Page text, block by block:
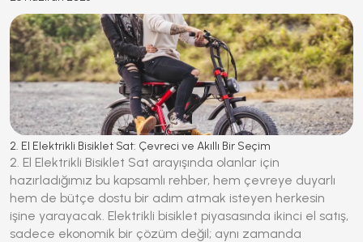
2. El Elektrikli Bisiklet Sat: Çevreci ve Akıllı Bir Seçim
2. El Elektrikli Bisiklet Sat arayışında olanlar için
hazırladığımız bu kapsamlı rehber, hem çevreye duyarlı
hem de bütçe dostu bir adım atmak isteyen herkesin
işine yarayacak. Elektrikli bisiklet piyasasında ikinci el satış,
sadece ekonomik bir çözüm değil; aynı zamanda